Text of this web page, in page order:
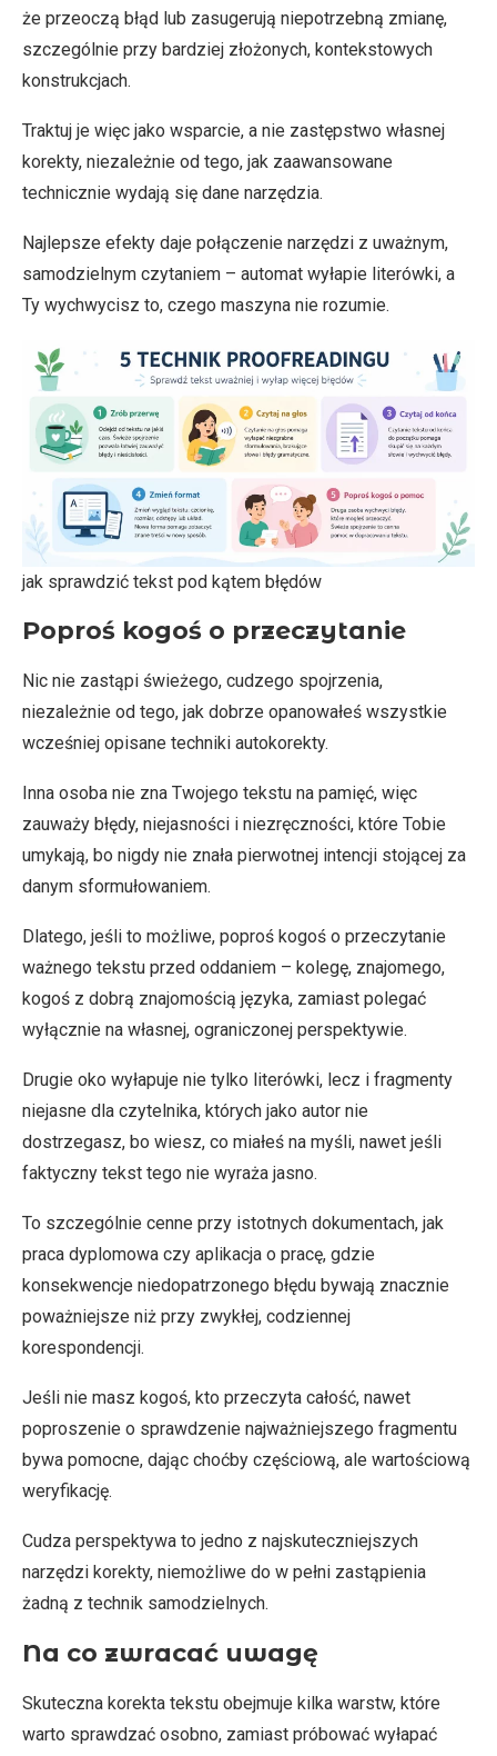
że przeoczą błąd lub zasugerują niepotrzebną zmianę,
szczególnie przy bardziej złożonych, kontekstowych
konstrukcjach.
Traktuj je więc jako wsparcie, a nie zastępstwo własnej
korekty, niezależnie od tego, jak zaawansowane
technicznie wydają się dane narzędzia.
Najlepsze efekty daje połączenie narzędzi z uważnym,
samodzielnym czytaniem – automat wyłapie literówki, a
Ty wychwycisz to, czego maszyna nie rozumie.
jak sprawdzić tekst pod kątem błędów
Poproś kogoś o przeczytanie
Nic nie zastąpi świeżego, cudzego spojrzenia,
niezależnie od tego, jak dobrze opanowałeś wszystkie
wcześniej opisane techniki autokorekty.
Inna osoba nie zna Twojego tekstu na pamięć, więc
zauważy błędy, niejasności i niezręczności, które Tobie
umykają, bo nigdy nie znała pierwotnej intencji stojącej za
danym sformułowaniem.
Dlatego, jeśli to możliwe, poproś kogoś o przeczytanie
ważnego tekstu przed oddaniem – kolegę, znajomego,
kogoś z dobrą znajomością języka, zamiast polegać
wyłącznie na własnej, ograniczonej perspektywie.
Drugie oko wyłapuje nie tylko literówki, lecz i fragmenty
niejasne dla czytelnika, których jako autor nie
dostrzegasz, bo wiesz, co miałeś na myśli, nawet jeśli
faktyczny tekst tego nie wyraża jasno.
To szczególnie cenne przy istotnych dokumentach, jak
praca dyplomowa czy aplikacja o pracę, gdzie
konsekwencje niedopatrzonego błędu bywają znacznie
poważniejsze niż przy zwykłej, codziennej
korespondencji.
Jeśli nie masz kogoś, kto przeczyta całość, nawet
poproszenie o sprawdzenie najważniejszego fragmentu
bywa pomocne, dając choćby częściową, ale wartościową
weryfikację.
Cudza perspektywa to jedno z najskuteczniejszych
narzędzi korekty, niemożliwe do w pełni zastąpienia
żadną z technik samodzielnych.
Na co zwracać uwagę
Skuteczna korekta tekstu obejmuje kilka warstw, które
warto sprawdzać osobno, zamiast próbować wyłapać